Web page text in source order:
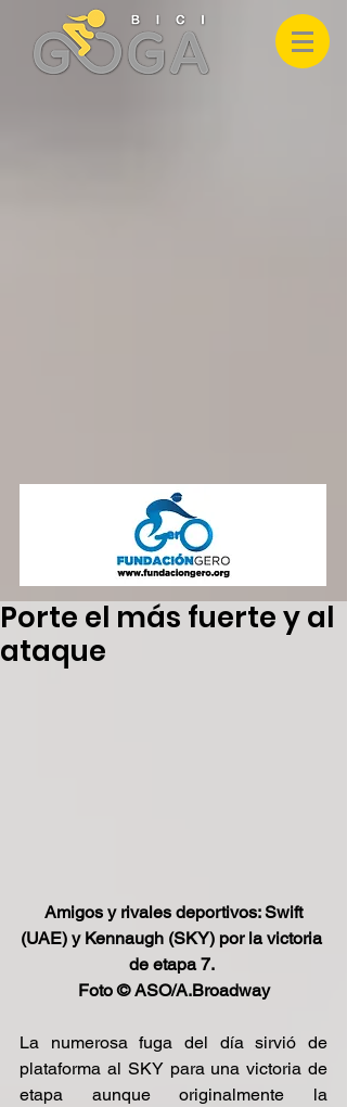
Porte el más fuerte y al
ataque
(UAE) y Kennaugh (SKY) por la victoria
de etapa 7.
Foto © ASO/A.Broadway
La numerosa fuga del día sirvió de
plataforma al SKY para una victoria de
etapa aunque originalmente la